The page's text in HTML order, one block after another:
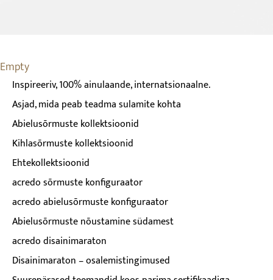
Empty
Inspireeriv, 100% ainulaande, internatsionaalne.
Asjad, mida peab teadma sulamite kohta
Abielusõrmuste kollektsioonid
Kihlasõrmuste kollektsioonid
Ehtekollektsioonid
acredo sõrmuste konfiguraator
acredo abielusõrmuste konfiguraator
Abielusõrmuste nõustamine südamest
acredo disainimaraton
Disainimaraton – osalemistingimused